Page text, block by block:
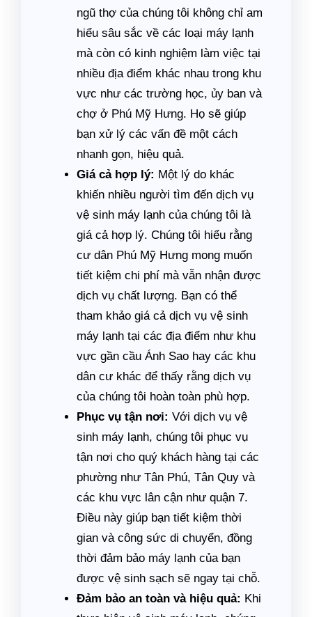
ngũ thợ của chúng tôi không chỉ am
hiểu sâu sắc về các loại máy lạnh
mà còn có kinh nghiệm làm việc tại
nhiều địa điểm khác nhau trong khu
vực như các trường học, ủy ban và
chợ ở Phú Mỹ Hưng. Họ sẽ giúp
bạn xử lý các vấn đề một cách
nhanh gọn, hiệu quả.
Giá cả hợp lý: Một lý do khác
khiến nhiều người tìm đến dịch vụ
vệ sinh máy lạnh của chúng tôi là
giá cả hợp lý. Chúng tôi hiểu rằng
cư dân Phú Mỹ Hưng mong muốn
tiết kiệm chi phí mà vẫn nhận được
dịch vụ chất lượng. Bạn có thể
tham khảo giá cả dịch vụ vệ sinh
máy lạnh tại các địa điểm như khu
vực gần cầu Ánh Sao hay các khu
dân cư khác để thấy rằng dịch vụ
của chúng tôi hoàn toàn phù hợp.
Phục vụ tận nơi: Với dịch vụ vệ
sinh máy lạnh, chúng tôi phục vụ
tận nơi cho quý khách hàng tại các
phường như Tân Phú, Tân Quy và
các khu vực lân cận như quận 7.
Điều này giúp bạn tiết kiệm thời
gian và công sức di chuyển, đồng
thời đảm bảo máy lạnh của bạn
được vệ sinh sạch sẽ ngay tại chỗ.
Đảm bảo an toàn và hiệu quả: Khi